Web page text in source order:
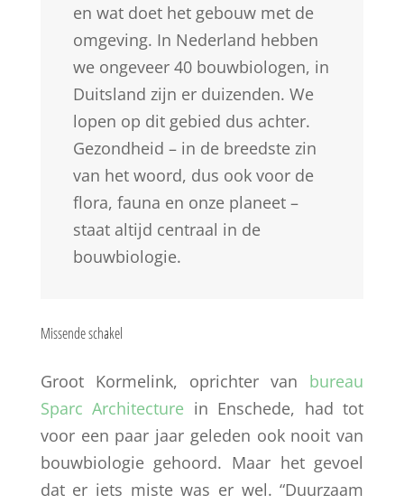
en wat doet het gebouw met de
omgeving. In Nederland hebben
we ongeveer 40 bouwbiologen, in
Duitsland zijn er duizenden. We
lopen op dit gebied dus achter.
Gezondheid – in de breedste zin
van het woord, dus ook voor de
flora, fauna en onze planeet –
staat altijd centraal in de
bouwbiologie.
Missende schakel
Groot Kormelink, oprichter van bureau
Sparc Architecture in Enschede, had tot
voor een paar jaar geleden ook nooit van
bouwbiologie gehoord. Maar het gevoel
dat er iets miste was er wel. “Duurzaam